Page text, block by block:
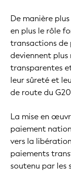
De manière
en plus le rôle
transactions
deviennent plus
transparentes
leur sûreté et
de route du
La mise en
paiement
vers la
paiements
soutenu par les